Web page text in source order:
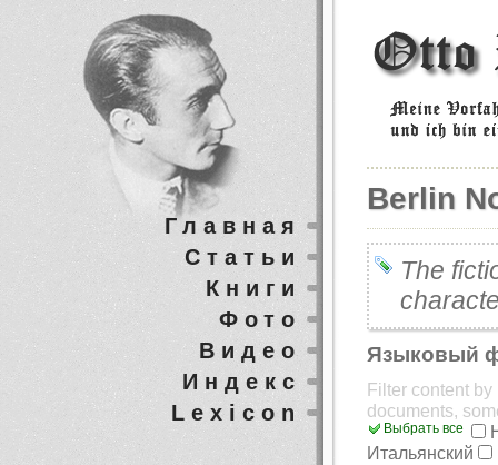
Berlin
The
Языковый
Filter content
documents,
Выбрать все
Итальянский
Главная
Статьи
Книги
Фото
Видео
Индекс
Lexicon